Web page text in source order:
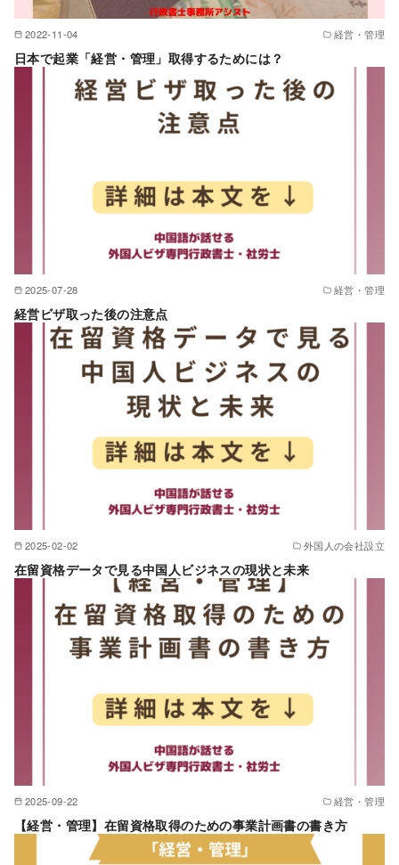
2022-11-04 経営・管理
日本で起業「経営・管理」取得するためには？
2025-07-28 経営・管理
経営ビザ取った後の注意点
2025-02-02 外国人の会社設立
在留資格データで見る中国人ビジネスの現状と未来
2025-09-22 経営・管理
【経営・管理】在留資格取得のための事業計画書の書き方